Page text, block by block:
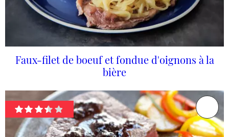
Faux-filet de boeuf et fondue d'oignons à la
bière